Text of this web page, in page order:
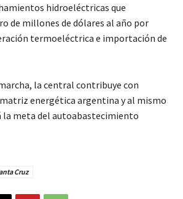
hidroeléctricas que
de millones de dólares al año por
termoeléctrica e importación de
la central contribuye con
energética argentina y al mismo
meta del autoabastecimiento
Cruz